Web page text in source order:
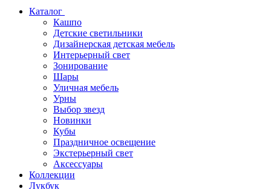
Каталог
Кашпо
Детские светильники
Дизайнерская детская мебель
Интерьерный свет
Зонирование
Шары
Уличная мебель
Урны
Выбор звезд
Новинки
Кубы
Праздничное освещение
Экстерьерный свет
Аксессуары
Коллекции
Лукбук